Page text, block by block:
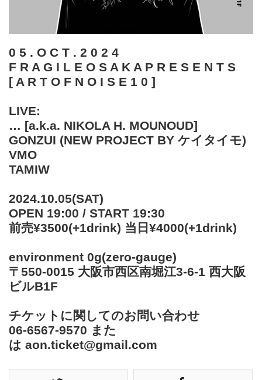
0 5 . O C T . 2 0 2 4
F R A G I L E O S A K A P R E S E N T S
[ A R T O F N O I S E 1 0 ]
LIVE:
… [a.k.a. NIKOLA H. MOUNOUD]
GONZUI (NEW PROJECT BY ケイタイモ)
VMO
TAMIW
2024.10.05(SAT)
OPEN 19:00 / START 19:30
前売¥3500(+1drink) 当日¥4000(+1drink)
environment 0g(zero-gauge)
〒550-0015 大阪市西区南堀江3-6-1 西大阪
ビルB1F
チケットに関してのお問い合わせ
06-6567-9570 また
は aon.ticket@gmail.com